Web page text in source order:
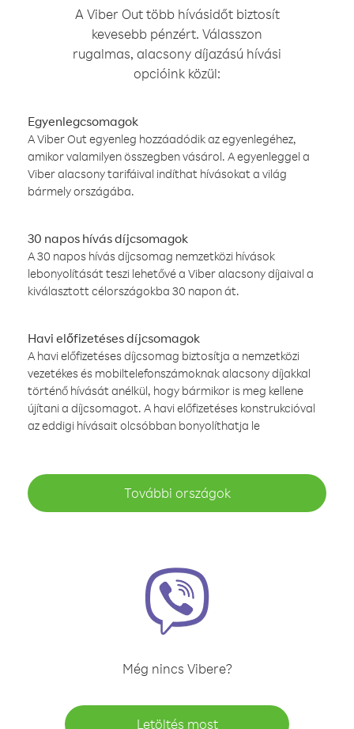
A Viber Out több hívásidőt biztosít
kevesebb pénzért. Válasszon
rugalmas, alacsony díjazású hívási
opcióink közül:
Egyenlegcsomagok
A Viber Out egyenleg hozzáadódik az egyenlegéhez,
amikor valamilyen összegben vásárol. A egyenleggel a
Viber alacsony tarifáival indíthat hívásokat a világ
bármely országába.
30 napos hívás díjcsomagok
A 30 napos hívás díjcsomag nemzetközi hívások
lebonyolítását teszi lehetővé a Viber alacsony díjaival a
kiválasztott célországokba 30 napon át.
Havi előfizetéses díjcsomagok
A havi előfizetéses díjcsomag biztosítja a nemzetközi
vezetékes és mobiltelefonszámoknak alacsony díjakkal
történő hívását anélkül, hogy bármikor is meg kellene
újítani a díjcsomagot. A havi előfizetéses konstrukcióval
az eddigi hívásait olcsóbban bonyolíthatja le
További országok
Még nincs Vibere?
Letöltés most